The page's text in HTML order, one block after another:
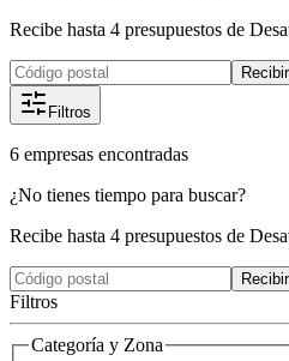
Recibe hasta 4 presupuestos de
Filtros
6 empresas encontradas
¿No tienes tiempo para buscar?
Recibe hasta 4 presupuestos de
Filtros
Categoría y Zona